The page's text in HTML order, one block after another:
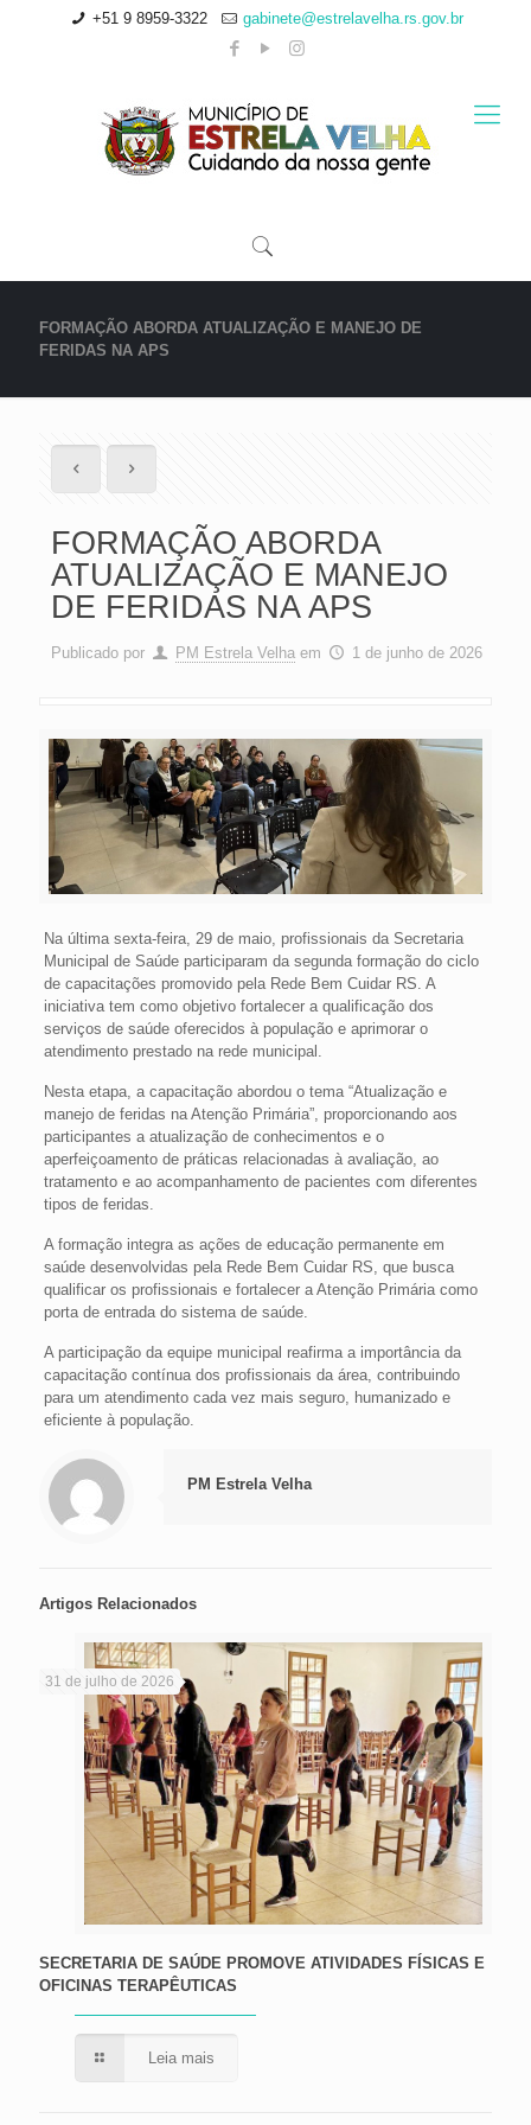
+51 9 8959-3322 gabinete@estrelavelha.rs.gov.br
FORMAÇÃO ABORDA ATUALIZAÇÃO E MANEJO DE
FERIDAS NA APS
FORMAÇÃO ABORDA
ATUALIZAÇÃO E MANEJO
DE FERIDAS NA APS
Publicado por PM Estrela Velha em 1 de junho de 2026
Na última sexta-feira, 29 de maio, profissionais da Secretaria
Municipal de Saúde participaram da segunda formação do ciclo
de capacitações promovido pela Rede Bem Cuidar RS. A
iniciativa tem como objetivo fortalecer a qualificação dos
serviços de saúde oferecidos à população e aprimorar o
atendimento prestado na rede municipal.
Nesta etapa, a capacitação abordou o tema “Atualização e
manejo de feridas na Atenção Primária”, proporcionando aos
participantes a atualização de conhecimentos e o
aperfeiçoamento de práticas relacionadas à avaliação, ao
tratamento e ao acompanhamento de pacientes com diferentes
tipos de feridas.
A formação integra as ações de educação permanente em
saúde desenvolvidas pela Rede Bem Cuidar RS, que busca
qualificar os profissionais e fortalecer a Atenção Primária como
porta de entrada do sistema de saúde.
A participação da equipe municipal reafirma a importância da
capacitação contínua dos profissionais da área, contribuindo
para um atendimento cada vez mais seguro, humanizado e
eficiente à população.
PM Estrela Velha
Artigos Relacionados
31 de julho de 2026
SECRETARIA DE SAÚDE PROMOVE ATIVIDADES FÍSICAS E
OFICINAS TERAPÊUTICAS
Leia mais